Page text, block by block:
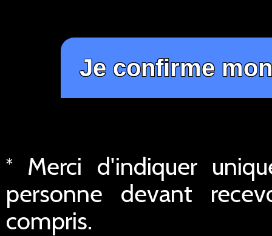
*
Merci d'indiquer
personne devant
compris.